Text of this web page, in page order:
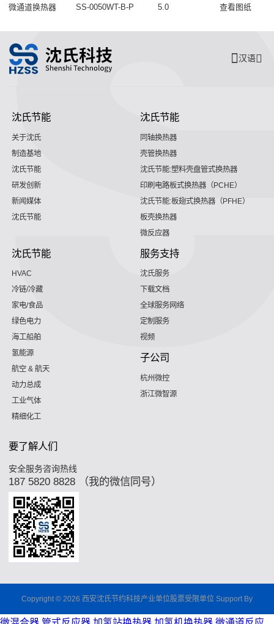
微通道换热器
SS-0050WT-B-P 5.0 查看图纸
汉语
沈氏节能
关于沈氏
制造基地
沈氏节能
研发创新
新闻媒体
沈氏节能
沈氏节能
同轴换热器
壳管换热器
沈氏节能:塑料壳盘管式换热器
印刷电路板式换热器（PCHE）
沈氏节能:板翅式换热器（PFHE）
板壳换热器
微反应器
沈氏节能
HVAC
冷链/冷藏
家电/食品
绿色电力
海工船舶
氢能源
航空 & 航天
动力总成
工业气体
精细化工
服务支持
沈氏服务
下载文档
全球服务网络
定制服务
视频
子公司
杭州微控
浙江微智源
要了解人们
安全服务咨询热线
187 5820 8828 （我的微信同号）
Copyright © 2026 西安沈氏节约科技产业单位股票受限单位 Support By